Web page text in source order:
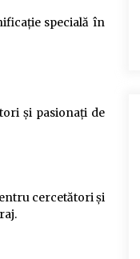
specială în
și pasionați de
cercetători și